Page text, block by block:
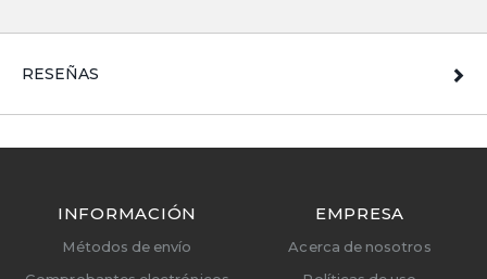
RESEÑAS
INFORMACIÓN
Métodos de envío
EMPRESA
Acerca de nosotros